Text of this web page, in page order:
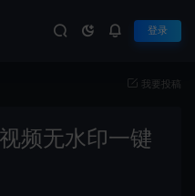
登录
我要投稿
频无水印一键